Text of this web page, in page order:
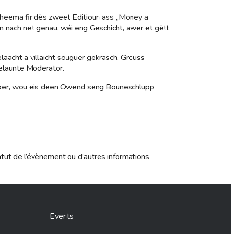
fir dës zweet Editioun ass „Money a
net genau, wéi eng Geschicht, awer et gëtt
a villäicht souguer gekrasch. Grouss
Moderator.
wou eis deen Owend seng Bouneschlupp
de l’évènement ou d’autres informations
Events